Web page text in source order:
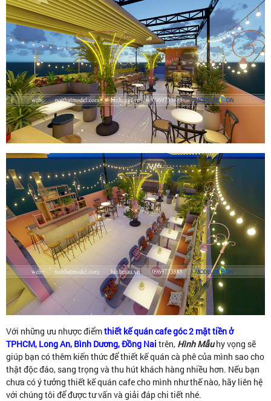
Với những ưu nhược điểmthiết kế quán cafe góc 2 mặt tiền ở
TPHCM, Long An, Bình Dương, Đồng Nai trên, Hình Mẫuhy vọng sẽ
giúp bạn có thêm kiến thức để thiết kế quán cà phê của mình sao cho
thật độc đáo, sang trọng và thu hút khách hàng nhiều hơn. Nếu bạn
chưa có ý tưởng thiết kế quán cafe cho mình như thế nào, hãy liên hệ
với chúng tôi để được tư vấn và giải đáp chi tiết nhé.